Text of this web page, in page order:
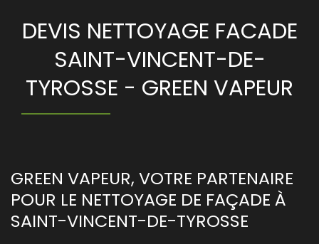
DEVIS NETTOYAGE FACADE
SAINT-VINCENT-DE-
TYROSSE - GREEN VAPEUR
GREEN VAPEUR, VOTRE PARTENAIRE
POUR LE NETTOYAGE DE FAÇADE À
SAINT-VINCENT-DE-TYROSSE